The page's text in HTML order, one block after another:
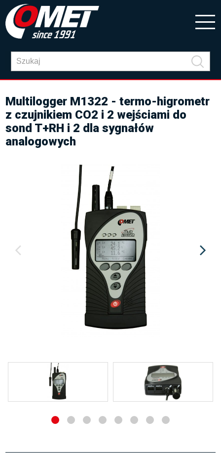
Multilogger M1322 - termo-higrometr
z czujnikiem CO2 i 2 wejściami do
sond T+RH i 2 dla sygnałów
analogowych